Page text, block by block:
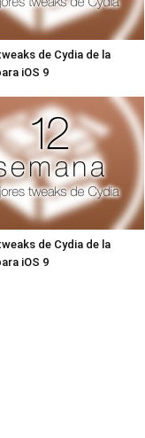
de Cydia de la
iOS 9
de Cydia de la
iOS 9